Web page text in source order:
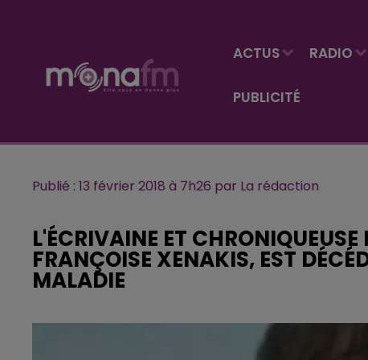
ACTUS RADIO
PUBLICITÉ
Publié : 13 février 2018 à 7h26 par La rédaction
L'ÉCRIVAINE ET
FRANÇOISE XENAKIS, EST
MALADIE